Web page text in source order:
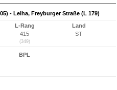
- Leiha, Freyburger Straße (L 179)
L-Rang
415
(349)
Land
ST
BPL